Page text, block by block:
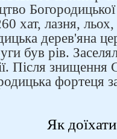
хат, лазня,
дерев'яна
був рів.
Після знищення
фортеця
Як доїхати